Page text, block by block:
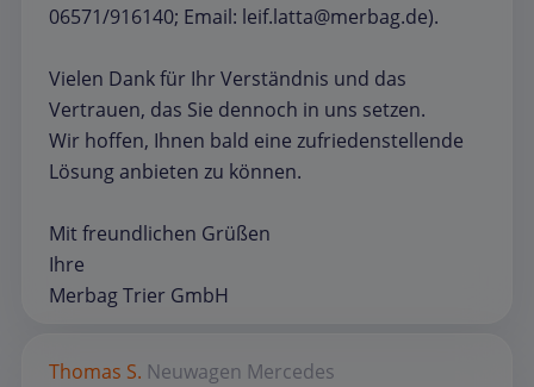
06571/916140; Email: leif.latta@merbag.de).
Vielen Dank für Ihr Verständnis und das
Vertrauen, das Sie dennoch in uns setzen.
Wir hoffen, Ihnen bald eine zufriedenstellende
Lösung anbieten zu können.
Mit freundlichen Grüßen
Ihre
Merbag Trier GmbH
Thomas S. Neuwagen Mercedes